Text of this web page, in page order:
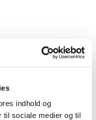
indhold og
til sociale medier og til